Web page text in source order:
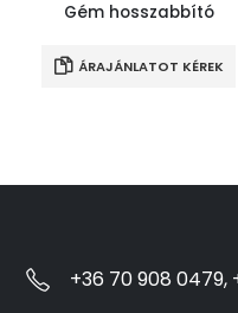
Gém hosszabbító
ÁRAJÁNLATOT KÉREK
+36 70 908 0479,